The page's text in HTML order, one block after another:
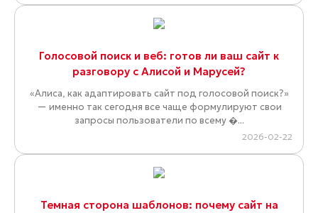
Голосовой поиск и веб: готов ли ваш сайт к
разговору с Алисой и Марусей?
«Алиса, как адаптировать сайт под голосовой поиск?»
— именно так сегодня все чаще формулируют свои
запросы пользователи по всему �...
2026-02-22
Темная сторона шаблонов: почему сайт на